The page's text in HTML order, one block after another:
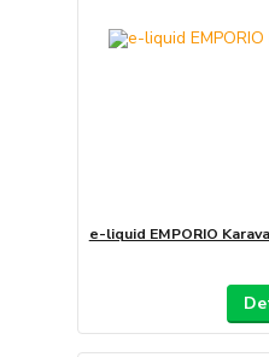
e-liquid EMPORIO